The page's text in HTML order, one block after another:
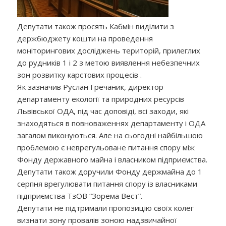
Депутати також просять Кабмін виділити з
держбюджету кошти на проведення
моніторингових досліджень територій, прилеглих
до рудників 1 і 2 з метою виявлення небезпечних
зон розвитку карстових процесів .
Як зазначив Руслан Гречаник, директор
департаменту екології та природних ресурсів
Львівської ОДА, під час доповіді, всі заходи, які
знаходяться в повноваженнях департаменту і ОДА
загалом виконуються. Але на сьогодні найбільшою
проблемою є неврегульоване питання спору між
Фонду державного майна і власником підприємства.
Депутати також доручили Фонду держмайна до 1
серпня врегулювати питання спору із власниками
підприємства ТзОВ “Зорема Вест”.
Депутати не підтримали пропозицію своїх колег
визнати зону провалів зоною надзвичайної